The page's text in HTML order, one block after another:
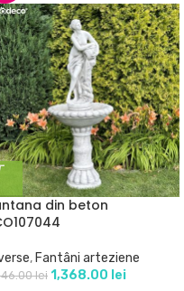
din beton
, Fantâni arteziene
lei 1,368.00 lei